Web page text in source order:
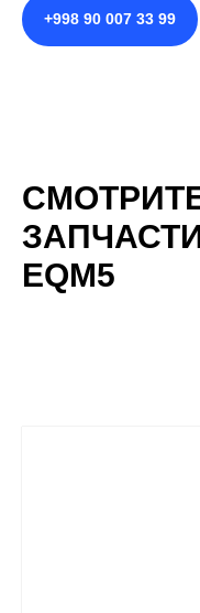
+998 90 007 33 99
ЗАПЧАСТИ
EQM5